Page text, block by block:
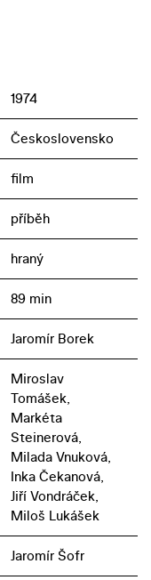
osvědčený
1974
Československo
film
příběh
hraný
89 min
Jaromír Borek
Miroslav
Tomášek,
Markéta
Steinerová,
Milada Vnuková,
Inka Čekanová,
Jiří Vondráček,
Miloš Lukášek
Jaromír Šofr